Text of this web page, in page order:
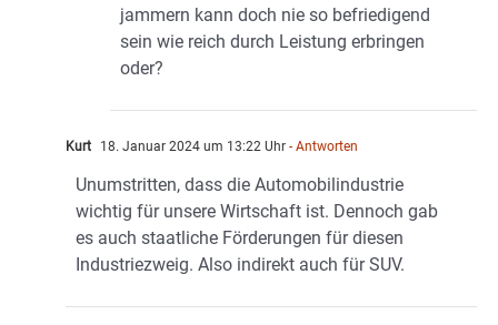
jammern kann doch nie so befriedigend
sein wie reich durch Leistung erbringen
oder?
Kurt 18. Januar 2024 um 13:22 Uhr - Antworten
Unumstritten, dass die Automobilindustrie
wichtig für unsere Wirtschaft ist. Dennoch gab
es auch staatliche Förderungen für diesen
Industriezweig. Also indirekt auch für SUV.